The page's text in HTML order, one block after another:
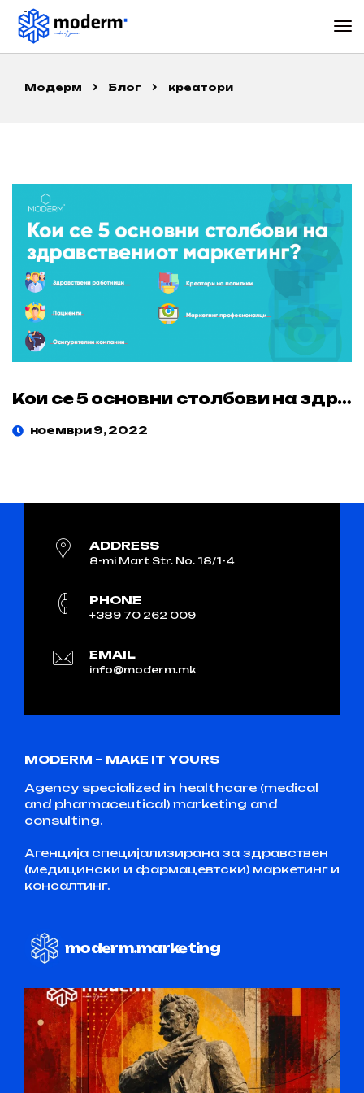
Модерм Блог креатори
Кои се 5 основни столбови на здравствениот маркетинг?
ноември 9, 2022
ADDRESS
8-mi Mart Str. No. 18/1-4
PHONE
+389 70 262 009
EMAIL
info@moderm.mk
MODERM – MAKE IT YOURS
Agency specialized in healthcare (medical
and pharmaceutical) marketing and
consulting.
Агенција специјализирана за здравствен
(медицински и фармацевтски) маркетинг и
консалтинг.
moderm.marketing